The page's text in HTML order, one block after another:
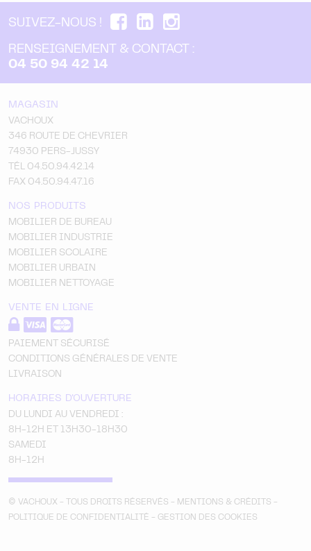
SUIVEZ-NOUS !
RENSEIGNEMENT & CONTACT :
04 50 94 42 14
MAGASIN
VACHOUX
346 ROUTE DE CHEVRIER
74930 PERS-JUSSY
TÉL 04.50.94.42.14
FAX 04.50.94.47.16
NOS PRODUITS
MOBILIER DE BUREAU
MOBILIER INDUSTRIE
MOBILIER SCOLAIRE
MOBILIER URBAIN
MOBILIER NETTOYAGE
VENTE EN LIGNE
PAIEMENT SÉCURISÉ
CONDITIONS GÉNÉRALES DE VENTE
LIVRAISON
HORAIRES D'OUVERTURE
DU LUNDI AU VENDREDI :
8H-12H ET 13H30-18H30
SAMEDI
8H-12H
© VACHOUX - TOUS DROITS RÉSERVÉS - MENTIONS & CRÉDITS -
POLITIQUE DE CONFIDENTIALITÉ - GESTION DES COOKIES